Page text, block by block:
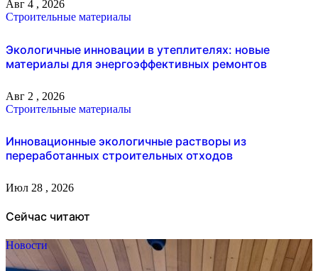
Авг 4 , 2026
Строительные материалы
Экологичные инновации в утеплителях: новые
материалы для энергоэффективных ремонтов
Авг 2 , 2026
Строительные материалы
Инновационные экологичные растворы из
переработанных строительных отходов
Июл 28 , 2026
Сейчас читают
Новости